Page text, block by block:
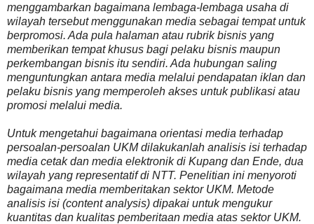
menggambarkan bagaimana lembaga-lembaga usaha di
wilayah tersebut menggunakan media sebagai tempat untuk
berpromosi. Ada pula halaman atau rubrik bisnis yang
memberikan tempat khusus bagi pelaku bisnis maupun
perkembangan bisnis itu sendiri. Ada hubungan saling
menguntungkan antara media melalui pendapatan iklan dan
pelaku bisnis yang memperoleh akses untuk publikasi atau
promosi melalui media.
Untuk mengetahui bagaimana orientasi media terhadap
persoalan-persoalan UKM dilakukanlah analisis isi terhadap
media cetak dan media elektronik di Kupang dan Ende, dua
wilayah yang representatif di NTT. Penelitian ini menyoroti
bagaimana media memberitakan sektor UKM. Metode
analisis isi (content analysis) dipakai untuk mengukur
kuantitas dan kualitas pemberitaan media atas sektor UKM.